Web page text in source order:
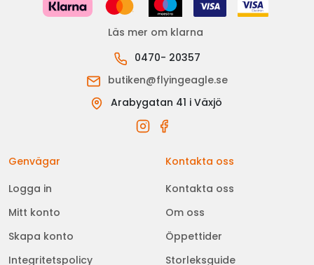
Läs mer om klarna
0470- 20357
butiken@flyingeagle.se
Arabygatan 41 i Växjö
Genvägar
Logga in
Mitt konto
Skapa konto
Integritetspolicy
Kontakta oss
Kontakta oss
Om oss
Öppettider
Storleksguide